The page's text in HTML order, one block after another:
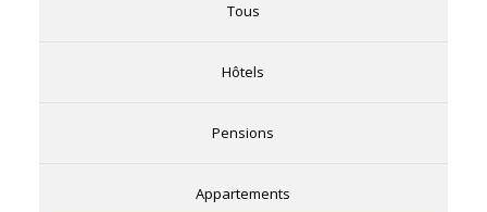
Tous
Hôtels
Pensions
Appartements